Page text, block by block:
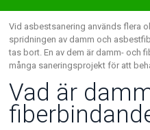
Vid asbestsanering används flera
spridningen av damm och
tas bort. En av dem är damm- och
många saneringsprojekt för att
Vad är